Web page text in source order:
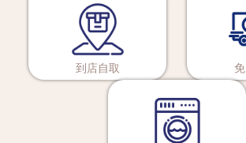
到店自取